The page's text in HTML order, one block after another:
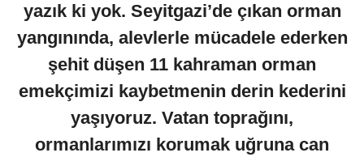
yazık ki yok. Seyitgazi’de çıkan orman
yangınında, alevlerle mücadele ederken
şehit düşen 11 kahraman orman
emekçimizi kaybetmenin derin kederini
yaşıyoruz. Vatan toprağını,
ormanlarımızı korumak uğruna can